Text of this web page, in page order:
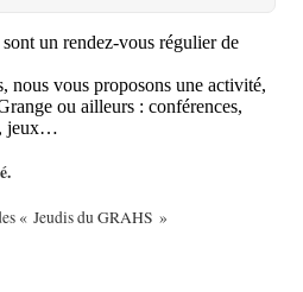
un rendez-vous régulier de
nous vous proposons une activité,
ou ailleurs : conférences,
jeux…
« Jeudis du GRAHS »